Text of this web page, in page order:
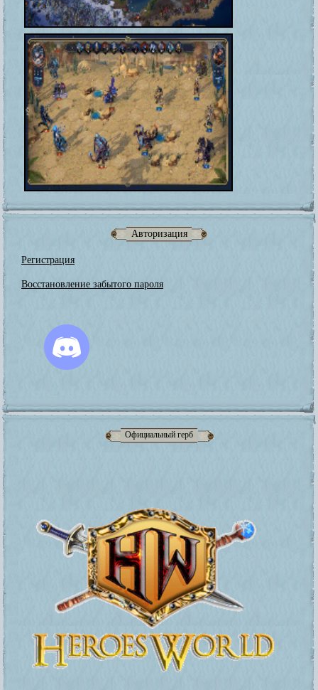
Авторизация
Регистрация
Восстановление забытого пароля
Официальный герб